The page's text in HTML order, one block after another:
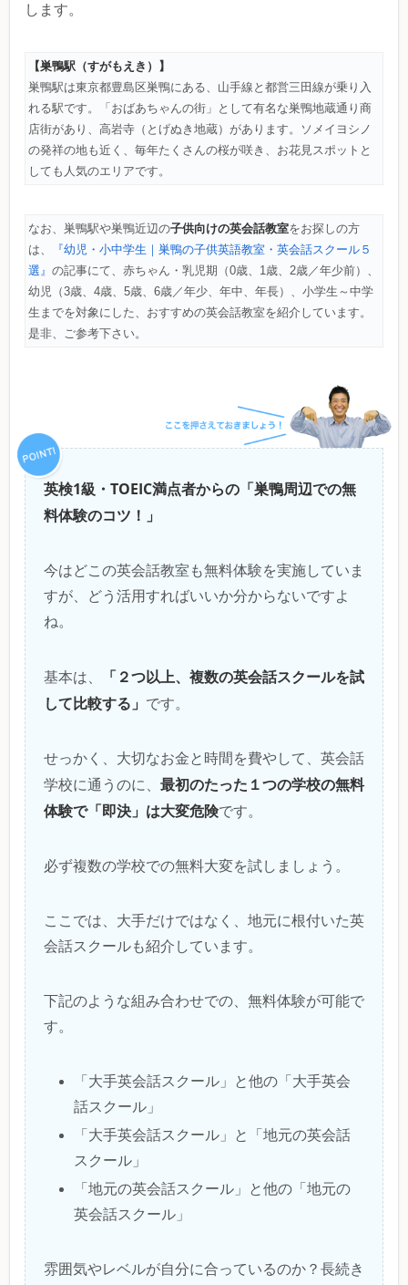
します。
【巣鴨駅（すがもえき）】
巣鴨駅は東京都豊島区巣鴨にある、山手線と都営三田線が乗り入
れる駅です。「おばあちゃんの街」として有名な巣鴨地蔵通り商
店街があり、高岩寺（とげぬき地蔵）があります。
ソメイヨシノ
の発祥の地も近く 毎年たくさんの桜が咲き
お花見スポットと
しても人気のエリアです。
なお、巣鴨駅や巣鴨近辺の子供向けの英会話教室をお探しの方
は、
『幼児・小中学生｜巣鴨の子供英語教室・英会話スクール５
選』 の記事にて、赤ちゃん・乳児期（0歳、1歳、2歳／年少前）、
幼児（3歳、4歳、5歳、6歳／年少、年中、年長）、小学生～中学
生までを対象にした、おすすめの英会話教室を紹介しています。
是非、ご参考下さい。
英検1級・TOEIC満点者からの「巣鴨周辺での無
料体験のコツ！」
今はどこの英会話教室も無料体験を実施していま
すが、どう活用すればいいか分からないですよ
ね。
基本は、
「２つ以上、複数の英会話スクールを試
して比較する」 です。
せっかく、大切なお金と時間を費やして、英会話
学校に通うのに、 最初のたった１つの学校の無料
体験で「即決」は大変危険です。
必ず複数の学校での無料大変を試しましょう。
ここでは、大手だけではなく、地元に根付いた英
会話スクールも紹介しています。
下記のような組み合わせでの、無料体験が可能で
す。
「大手英会話スクール」と他の「大手英会
話スクール」
「大手英会話スクール」と「地元の英会話
スクール」
「地元の英会話スクール」と他の「地元の
英会話スクール」
雰囲気やレベルが自分に合っているのか？長続き